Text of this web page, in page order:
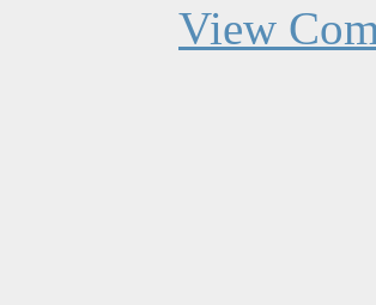
View